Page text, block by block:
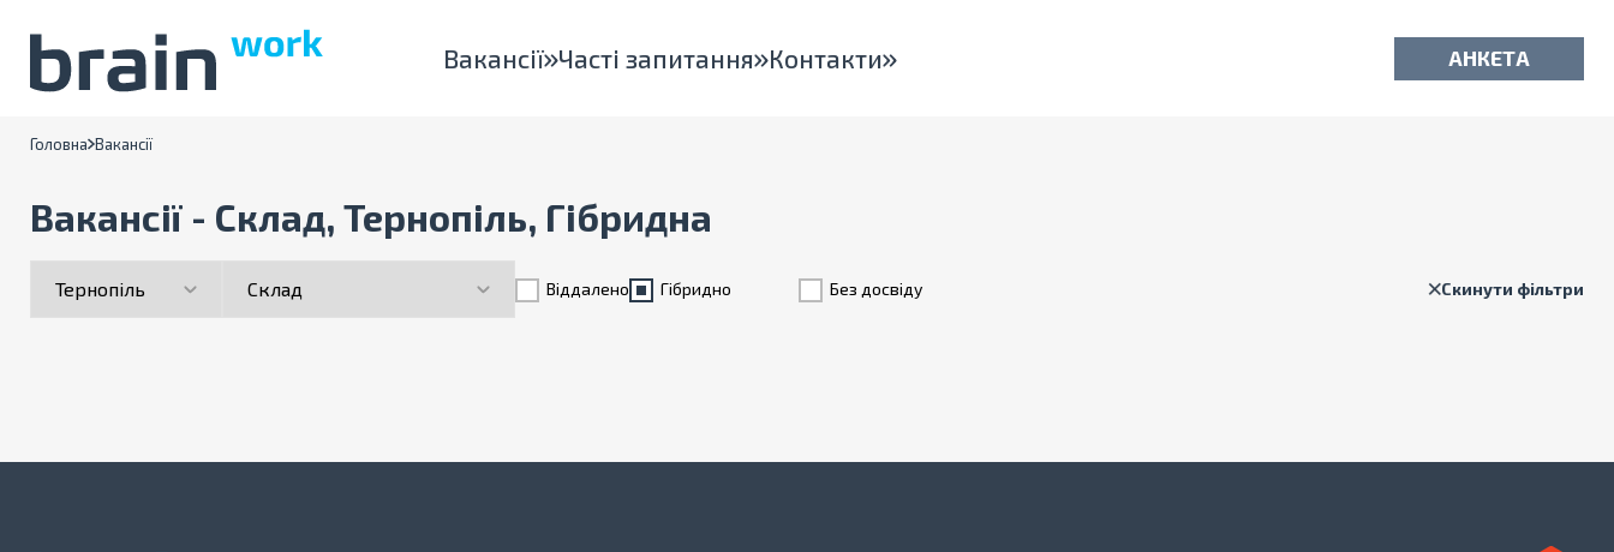
Вакансії Часті запитання Контакти АНКЕТА
Головна Вакансії
Вакансії - Склад, Тернопіль, Гібридна
Віддалено Гiбридно Без досвіду Скинути фільтри